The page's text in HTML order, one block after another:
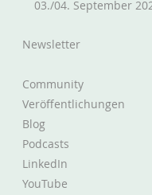
besser als mit
Newsletter
Community
Veröffentlichungen
Blog
Podcasts
LinkedIn
YouTube
03./04. September